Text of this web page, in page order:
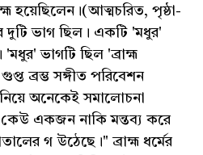
হয়েছিলেন।(আত্মচরিত, পৃষ্ঠা-
দুটি ভাগ ছিল। একটি 'মধুর'
ভাগটি ছিল 'ব্রাহ্ম
ব্রম্ভ সঙ্গীত পরিবেশন
অনেকেই সমালোচনা
কেউ একজন নাকি মন্তব্য করে
গ উঠেছে।" ব্রাহ্ম ধর্মের